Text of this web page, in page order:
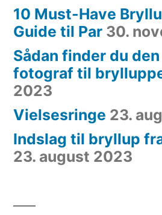
10 Must-Have
Guide til Par 30.
Sådan finder du
fotograf til
2023
Vielsesringe 23.
Indslag til bryllup
23. august 2023